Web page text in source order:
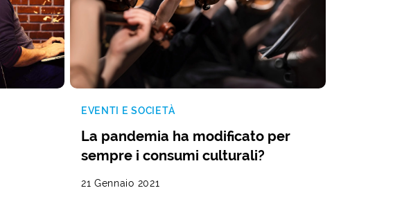
EVENTI E SOCIETÀ
La pandemia ha modificato per
sempre i consumi culturali?
21 Gennaio 2021